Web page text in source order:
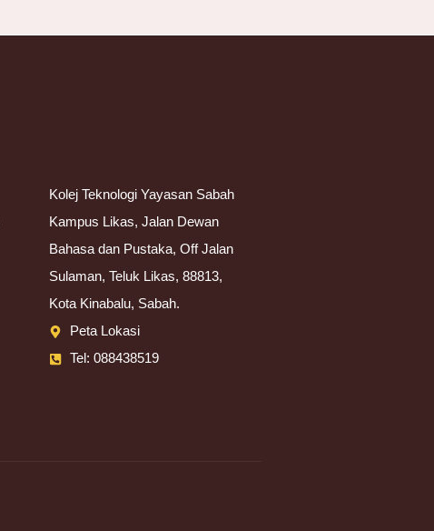
Kolej Teknologi Yayasan Sabah
Kampus Likas, Jalan Dewan
Bahasa dan Pustaka, Off Jalan
Sulaman, Teluk Likas, 88813,
Kota Kinabalu, Sabah.
Peta Lokasi
Tel: 088438519